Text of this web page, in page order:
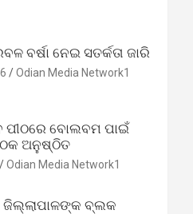
ବର୍ଷା ନେଇ ସତର୍କତା ଜାରି
Odian Media Network1
ବୋଲବମ ପାଇଁ
ଅନୁଷ୍ଠିତ
Odian Media Network1
ଜିଲ୍ଲାପାଳଙ୍କ ବ୍ଲକ